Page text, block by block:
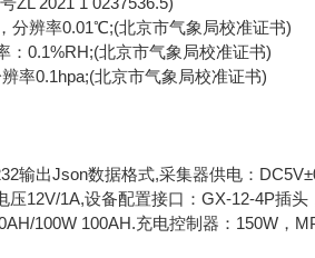
辨率0.01℃;(北京市气象局校准证书)
0.1%RH;(北京市气象局校准证书)
率0.1hpa;(北京市气象局校准证书)
出Json数据格式,采集器供电：
12V/1A,设备配置接口：GX-12-4P插头
100W 100AH.充电控制器：150W，